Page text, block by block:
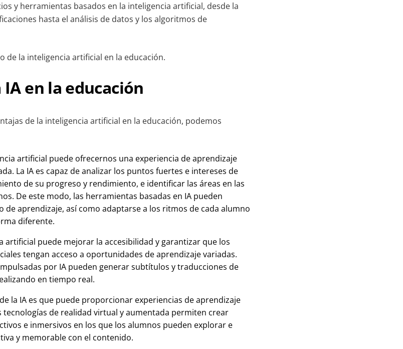
y herramientas basados en la inteligencia artificial, desde la
hasta el análisis de datos y los algoritmos de
de la inteligencia artificial en la educación.
en la educación
de la inteligencia artificial en la educación, podemos
artificial puede ofrecernos una experiencia de aprendizaje
La IA es capaz de analizar los puntos fuertes e intereses de
de su progreso y rendimiento, e identificar las áreas en las
De este modo, las herramientas basadas en IA pueden
de aprendizaje, así como adaptarse a los ritmos de cada alumno
diferente.
artificial puede mejorar la accesibilidad y garantizar que los
tengan acceso a oportunidades de aprendizaje variadas.
por IA pueden generar subtítulos y traducciones de
en tiempo real.
la IA es que puede proporcionar experiencias de aprendizaje
tecnologías de realidad virtual y aumentada permiten crear
e inmersivos en los que los alumnos pueden explorar e
y memorable con el contenido.